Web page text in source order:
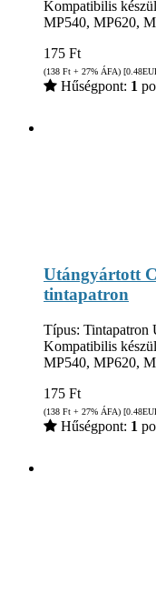
Kompatibilis
MP540, MP620,
175 Ft
(138 Ft + 27% ÁFA) [0.48
Hűségpont: 1
Utángyártott
tintapatron
Típus: Tintapatron
Kompatibilis
MP540, MP620,
175 Ft
(138 Ft + 27% ÁFA) [0.48
Hűségpont: 1